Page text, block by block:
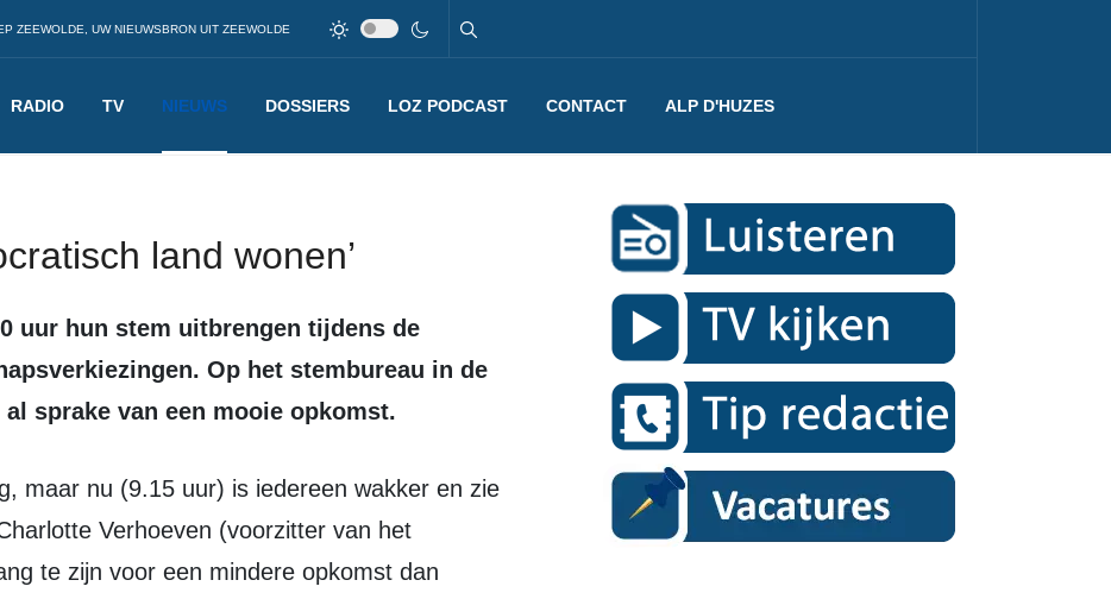
ZEEWOLDE, UW NIEUWSBRON UIT ZEEWOLDE
RADIO TV NIEUWS DOSSIERS LOZ PODCAST CONTACT ALP D'HUZES
land wonen’
Op het stembureau in de
sprake van een mooie opkomst.
Verhoeven (voorzitter van het
te zijn voor een mindere opkomst dan